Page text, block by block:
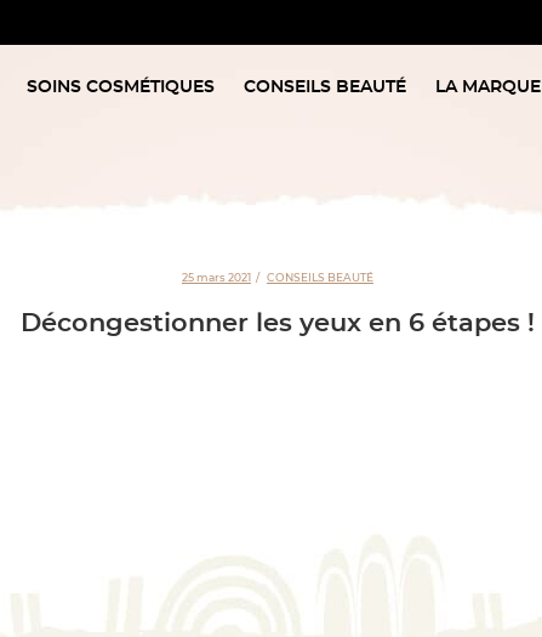
SOINS COSMÉTIQUES CONSEILS BEAUTÉ LA MARQUE
25 mars 2021 CONSEILS BEAUTÉ
Décongestionner les yeux en 6 étapes !